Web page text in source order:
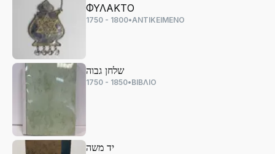
ΦΥΛΑΚΤΟ
1750 - 1800•ΑΝΤΙΚΕΙΜΕΝΟ
שלחן גבוה
1750 - 1850•ΒΙΒΛΙΟ
יד משה